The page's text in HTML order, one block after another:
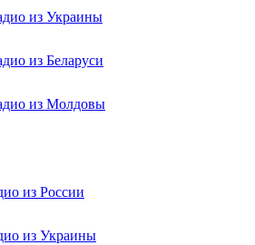
из Украины
из Беларуси
из Молдовы
из России
из Украины